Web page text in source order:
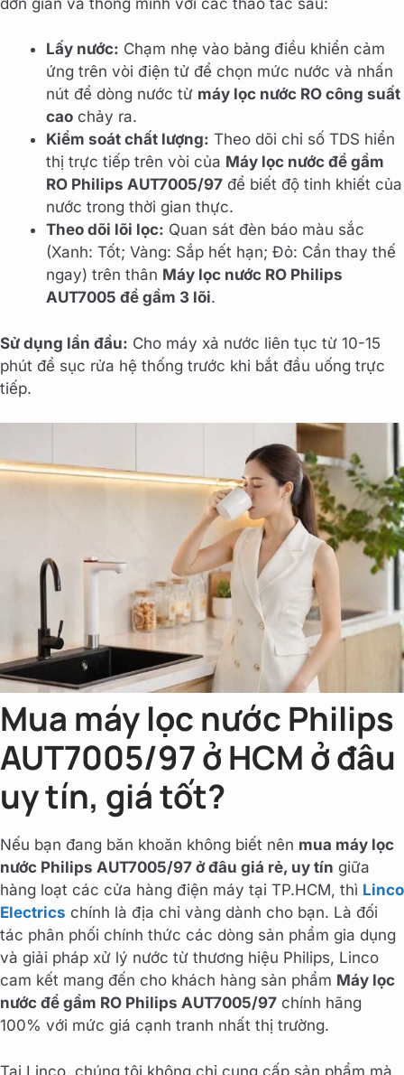
Lấy nước: Chạm nhẹ vào bảng điều khiển cảm
ứng trên vòi điện tử để chọn mức nước và nhấn
nút để dòng nước từ máy lọc nước RO công suất
cao chảy ra.
Kiểm soát chất lượng: Theo dõi chỉ số TDS hiển
thị trực tiếp trên vòi của Máy lọc nước để gầm
RO Philips AUT7005/97 để biết độ tinh khiết của
nước trong thời gian thực.
Theo dõi lõi lọc: Quan sát đèn báo màu sắc
(Xanh: Tốt; Vàng: Sắp hết hạn; Đỏ: Cần thay thế
ngay) trên thân Máy lọc nước RO Philips
AUT7005 để gầm 3 lõi.
Sử dụng lần đầu: Cho máy xả nước liên tục từ 10-15
phút để sục rửa hệ thống trước khi bắt đầu uống trực
tiếp.
Mua máy lọc nước Philips
AUT7005/97 ở HCM ở đâu
uy tín, giá tốt?
Nếu bạn đang băn khoăn không biết nên mua máy lọc
nước Philips AUT7005/97 ở đâu giá rẻ, uy tín giữa
hàng loạt các cửa hàng điện máy tại TP.HCM, thì Linco
Electrics chính là địa chỉ vàng dành cho bạn. Là đối
tác phân phối chính thức các dòng sản phẩm gia dụng
và giải pháp xử lý nước từ thương hiệu Philips, Linco
cam kết mang đến cho khách hàng sản phẩm Máy lọc
nước để gầm RO Philips AUT7005/97 chính hãng
100% với mức giá cạnh tranh nhất thị trường.
Tại Linco, chúng tôi không chỉ cung cấp sản phẩm mà